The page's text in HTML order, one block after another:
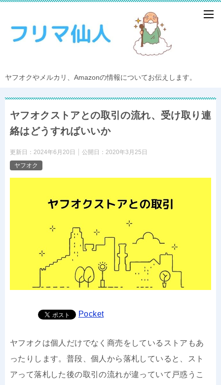
ヤフオクやメルカリ、Amazonの情報についてお伝えします。
ヤフオクストアとの取引の流れ、受け取り連
絡はどうすればいいか
更新日： 2024年6月20日 公開日： 2020年3月25日
ヤフオク
Pocket
ヤフオクは個人だけでなく商売をしているストアもあ
ったりします。普段、個人から落札していると、スト
アって落札した後の取引の流れが違っていて戸惑うこ